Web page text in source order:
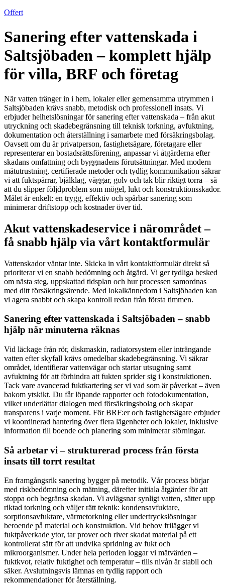
Offert
Sanering efter vattenskada i
Saltsjöbaden – komplett hjälp
för villa, BRF och företag
När vatten tränger in i hem, lokaler eller gemensamma utrymmen i
Saltsjöbaden krävs snabb, metodisk och professionell insats. Vi
erbjuder helhetslösningar för sanering efter vattenskada – från akut
utryckning och skadebegränsning till teknisk torkning, avfuktning,
dokumentation och återställning i samarbete med försäkringsbolag.
Oavsett om du är privatperson, fastighetsägare, företagare eller
representerar en bostadsrättsförening, anpassar vi åtgärderna efter
skadans omfattning och byggnadens förutsättningar. Med modern
mätutrustning, certifierade metoder och tydlig kommunikation säkrar
vi att fuktspärrar, bjälklag, väggar, golv och tak blir riktigt torra – så
att du slipper följdproblem som mögel, lukt och konstruktionsskador.
Målet är enkelt: en trygg, effektiv och spårbar sanering som
minimerar driftstopp och kostnader över tid.
Akut vattenskadeservice i närområdet –
få snabb hjälp via vårt kontaktformulär
Vattenskador väntar inte. Skicka in vårt kontaktformulär direkt så
prioriterar vi en snabb bedömning och åtgärd. Vi ger tydliga besked
om nästa steg, uppskattad tidsplan och hur processen samordnas
med ditt försäkringsärende. Med lokalkännedom i Saltsjöbaden kan
vi agera snabbt och skapa kontroll redan från första timmen.
Sanering efter vattenskada i Saltsjöbaden – snabb
hjälp när minuterna räknas
Vid läckage från rör, diskmaskin, radiatorsystem eller inträngande
vatten efter skyfall krävs omedelbar skadebegränsning. Vi säkrar
området, identifierar vattenvägar och startar utsugning samt
avfuktning för att förhindra att fukten sprider sig i konstruktionen.
Tack vare avancerad fuktkartering ser vi vad som är påverkat – även
bakom ytskikt. Du får löpande rapporter och fotodokumentation,
vilket underlättar dialogen med försäkringsbolag och skapar
transparens i varje moment. För BRF:er och fastighetsägare erbjuder
vi koordinerad hantering över flera lägenheter och lokaler, inklusive
information till boende och planering som minimerar störningar.
Så arbetar vi – strukturerad process från första
insats till torrt resultat
En framgångsrik sanering bygger på metodik. Vår process börjar
med riskbedömning och mätning, därefter initiala åtgärder för att
stoppa och begränsa skadan. Vi avlägsnar synligt vatten, sätter upp
riktad torkning och väljer rätt teknik: kondensavfuktare,
sorptionsavfuktare, värmetorkning eller undertryckslösningar
beroende på material och konstruktion. Vid behov frilägger vi
fuktpåverkade ytor, tar prover och river skadat material på ett
kontrollerat sätt för att undvika spridning av fukt och
mikroorganismer. Under hela perioden loggar vi mätvärden –
fuktkvot, relativ fuktighet och temperatur – tills nivån är stabil och
säker. Avslutningsvis lämnas en tydlig rapport och
rekommendationer för återställning.